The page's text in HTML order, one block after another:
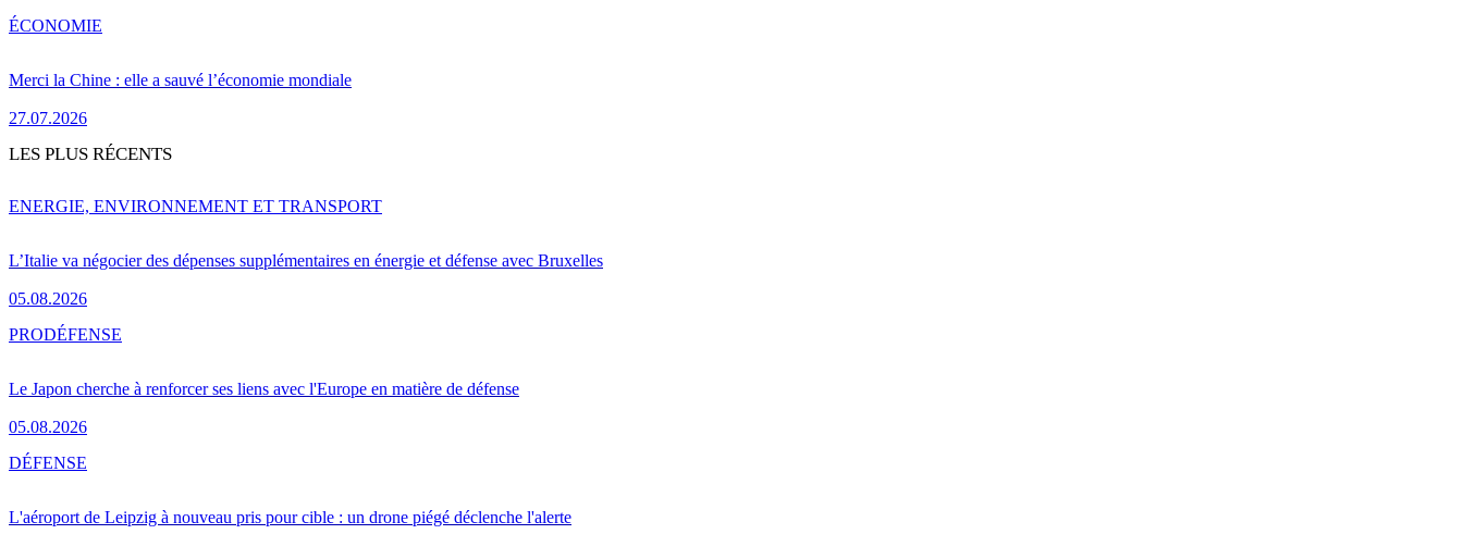
Merci la Chine : elle a sauvé l’économie mondiale
27.07.2026
ÉCONOMIE
LES PLUS RÉCENTS
L’Italie va négocier des dépenses supplémentaires en énergie et défense avec Bruxelles
05.08.2026
ENERGIE, ENVIRONNEMENT ET TRANSPORT
Le Japon cherche à renforcer ses liens avec l'Europe en matière de défense
05.08.2026
PRODÉFENSE
L'aéroport de Leipzig à nouveau pris pour cible : un drone piégé déclenche l'alerte
DÉFENSE